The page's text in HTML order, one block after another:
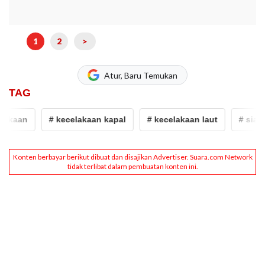
1 2 >
Atur, Baru Temukan
TAG
# kecelakaan kapal # kecelakaan laut # siak